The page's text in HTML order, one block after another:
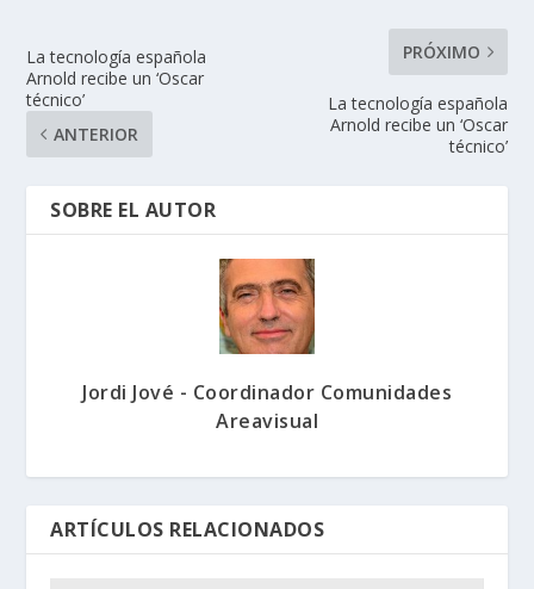
La tecnología española
Arnold recibe un ‘Oscar
técnico’
ANTERIOR
PRÓXIMO
La tecnología española
Arnold recibe un ‘Oscar
técnico’
SOBRE EL AUTOR
Jordi Jové - Coordinador Comunidades
Areavisual
ARTÍCULOS RELACIONADOS